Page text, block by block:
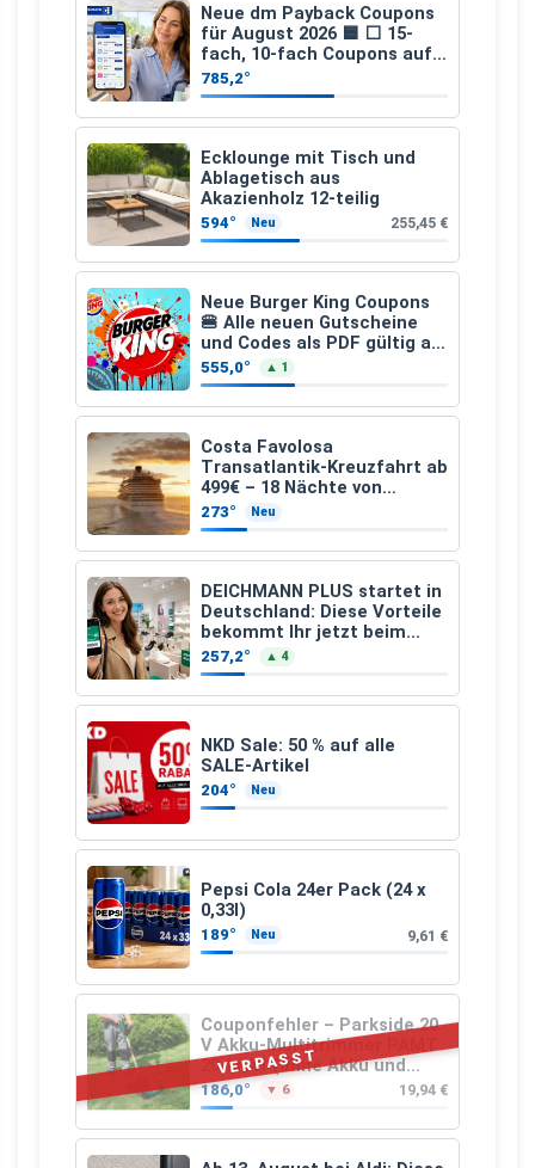
Neue dm Payback Coupons
für August 2026 🟦 ⬜ 15-
fach, 10-fach Coupons auf
den gesamten Einkauf ab 2
€
785,2°
Ecklounge mit Tisch und
Ablagetisch aus
Akazienholz 12-teilig
594° Neu 255,45 €
Neue Burger King Coupons
🍔 Alle neuen Gutscheine
und Codes als PDF gültig ab
25.07.2026 bis 04.09.2026
555,0° ▲ 1
Costa Favolosa
Transatlantik-Kreuzfahrt ab
499€ – 18 Nächte von
Hamburg nach Guadeloupe
273° Neu
DEICHMANN PLUS startet in
Deutschland: Diese Vorteile
bekommt Ihr jetzt beim
Schuhkauf
257,2° ▲ 4
NKD Sale: 50 % auf alle
SALE-Artikel
204° Neu
Pepsi Cola 24er Pack (24 x
0,33l)
189° Neu 9,61 €
VERPASST
Couponfehler – Parkside 20
V Akku-Multitrimmer PAMT
20-Li A1 (ohne Akku und
Ladegerät)
186,0° ▼ 6 19,94 €